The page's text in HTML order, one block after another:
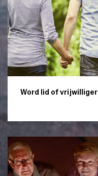
Word lid of vrijwilliger